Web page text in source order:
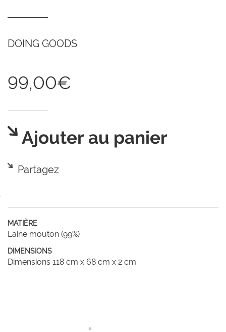
DOING GOODS
99,00€
Ajouter au panier
Partagez
MATIÈRE
Laine mouton (99%)
DIMENSIONS
Dimensions 118 cm x 68 cm x 2 cm